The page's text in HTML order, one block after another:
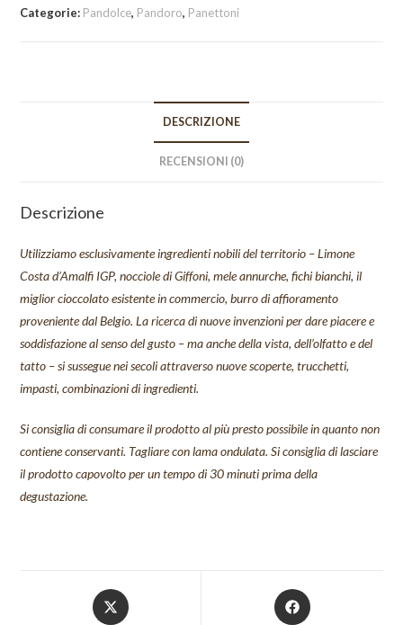
Categorie: Pandolce, Pandoro, Panettoni
DESCRIZIONE
RECENSIONI (0)
Descrizione
Utilizziamo esclusivamente ingredienti nobili del territorio – Limone
Costa d’Amalfi IGP, nocciole di Giffoni, mele annurche, fichi bianchi, il
miglior cioccolato esistente in commercio, burro di affioramento
proveniente dal Belgio. La ricerca di nuove invenzioni per dare piacere e
soddisfazione al senso del gusto – ma anche della vista, dell’olfatto e del
tatto – si sussegue nei secoli attraverso nuove scoperte, trucchetti,
impasti, combinazioni di ingredienti.
Si consiglia di consumare il prodotto al più presto possibile in quanto non
contiene conservanti. Tagliare con lama ondulata. Si consiglia di lasciare
il prodotto capovolto per un tempo di 30 minuti prima della
degustazione.
Opens
in
Opens
in